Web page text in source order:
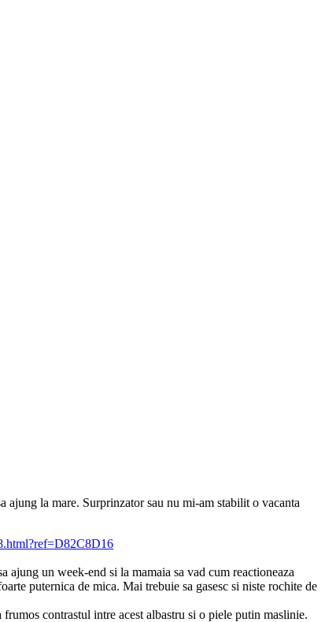
ajung la mare. Surprinzator sau nu mi-am stabilit o vacanta
un week-end si la mamaia sa vad cum reactioneaza
puternica de mica. Mai trebuie sa gasesc si niste rochite de
contrastul intre acest albastru si o piele putin maslinie.